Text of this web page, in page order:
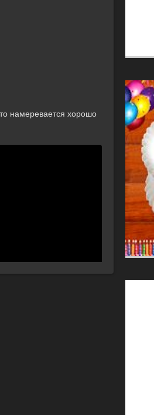
намеревается хорошо